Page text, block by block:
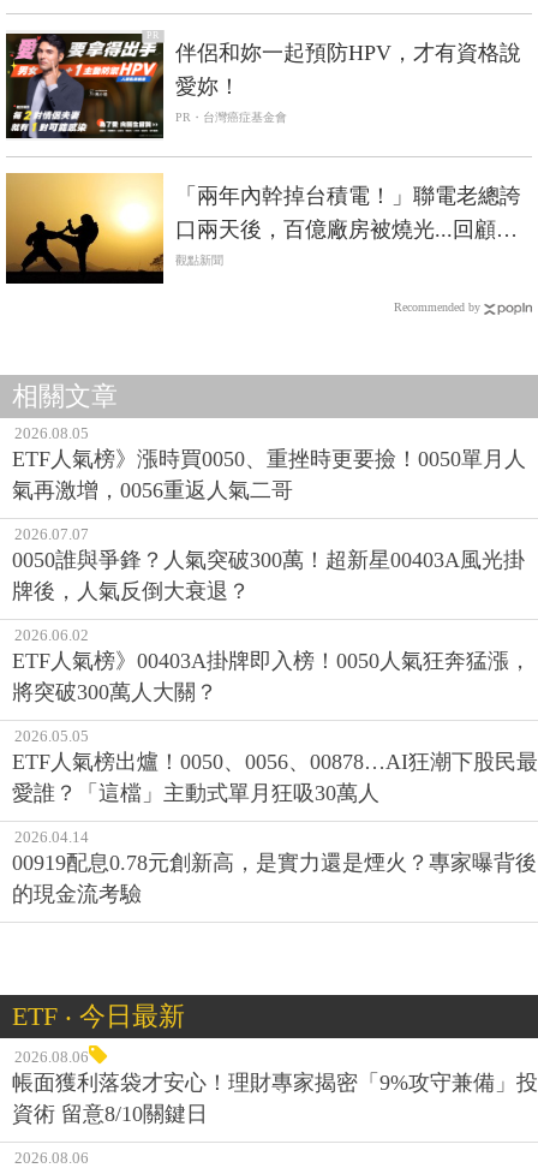
PR
伴侶和妳一起預防HPV，才有資格說
愛妳！
PR・台灣癌症基金會
「兩年內幹掉台積電！」聯電老總誇
口兩天後，百億廠房被燒光...回顧晶
圓雙雄的恩仇史
觀點新聞
Recommended by
相關文章
2026.08.05
ETF人氣榜》漲時買0050、重挫時更要撿！0050單月人
氣再激增，0056重返人氣二哥
2026.07.07
0050誰與爭鋒？人氣突破300萬！超新星00403A風光掛
牌後，人氣反倒大衰退？
2026.06.02
ETF人氣榜》00403A掛牌即入榜！0050人氣狂奔猛漲，
將突破300萬人大關？
2026.05.05
ETF人氣榜出爐！0050、0056、00878…AI狂潮下股民最
愛誰？「這檔」主動式單月狂吸30萬人
2026.04.14
00919配息0.78元創新高，是實力還是煙火？專家曝背後
的現金流考驗
ETF ‧ 今日最新
2026.08.06
帳面獲利落袋才安心！理財專家揭密「9%攻守兼備」投
資術 留意8/10關鍵日
2026.08.06